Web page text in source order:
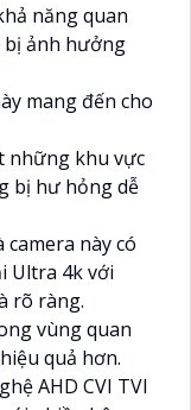
năng quan
bị ảnh hưởng
mang đến cho
những khu vực
bị hư hỏng dễ
này có
Ultra 4k với
rõ ràng.
vùng quan
quả hơn.
AHD CVI TVI